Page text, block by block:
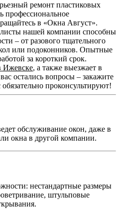
ремонт пластиковых
профессиональное
в «Окна Август».
нашей компании способны
– от разового тщательного
или подоконников. Опытные
за короткий срок.
Ижевске, а также выезжает в
остались вопросы – закажите
проконсультируют!
обслуживание окон, даже в
окна в другой компании.
нестандартные размеры
штульповые